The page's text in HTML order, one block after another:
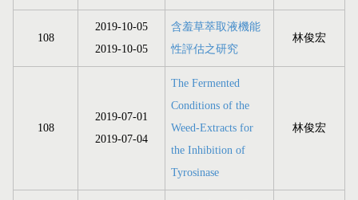
108
2019-10-05
2019-10-05
含羞草萃取液機能
性評估之研究
林俊宏
108
2019-07-01
2019-07-04
The Fermented
Conditions of the
Weed-Extracts for
the Inhibition of
Tyrosinase
林俊宏